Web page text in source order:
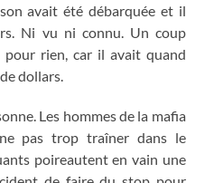
avait été débarquée et il
Ni vu ni connu. Un coup
pour rien, car il avait quand
dollars.
Les hommes de la mafia
pas trop traîner dans le
poireautent en vain une